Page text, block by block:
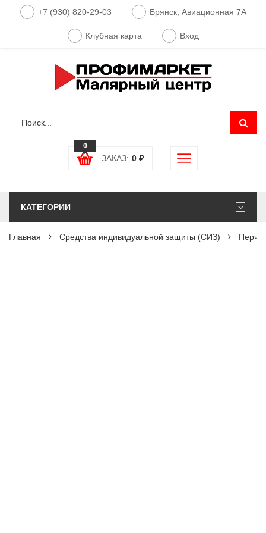
+7 (930) 820-29-03 Брянск, Авиационная 7А
Клубная карта Вход
0
ЗАКАЗ: 0 ₽
КАТЕГОРИИ
Главная Средства индивидуальной защиты (СИЗ)